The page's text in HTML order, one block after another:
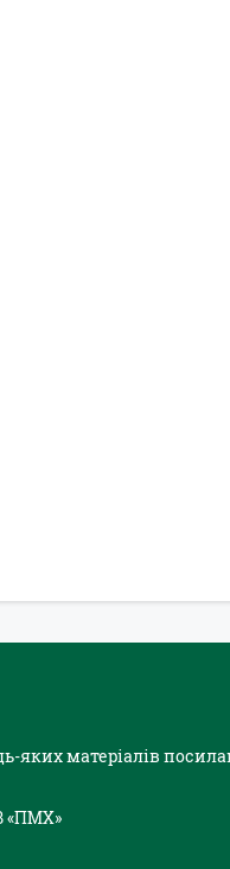
яких матеріалів
«ПМХ»